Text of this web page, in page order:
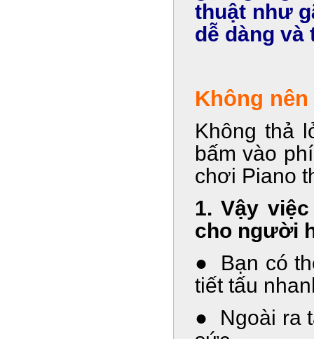
thuật như
dễ dàng và
Không
Không thả
bấm vào
chơi Piano
1. Vậy
cho người
● Bạn có
tiết tấu
● Ngoài ra